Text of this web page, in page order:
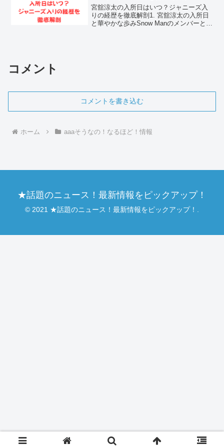
宮舘涼太の入所日はいつ？ジャニーズ入
りの経歴を徹底解剖1. 宮舘涼太の入所日
と華やかな歩みSnow Manのメンバーとし
コメント
コメントを書き込む
ホーム aaaそうなの！なるほど！情報
★話題のニュース！最新情報をピックアップ！
© 2021 ★話題のニュース！最新情報をピックアップ！.